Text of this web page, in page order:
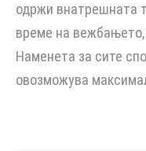
одржи внатрешната
време на
Наменета за сите
овозможува